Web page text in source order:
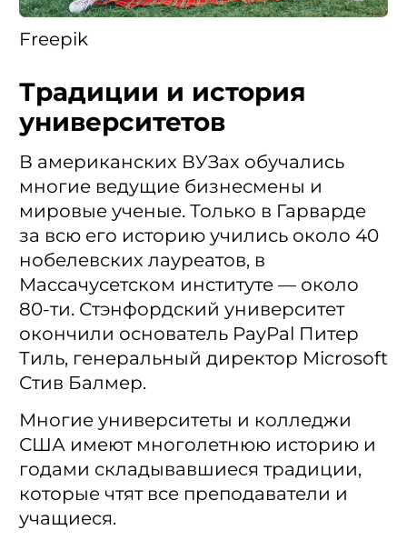
Freepik
Традиции и история
университетов
В американских ВУЗах обучались
многие ведущие бизнесмены и
мировые ученые. Только в Гарварде
за всю его историю учились около 40
нобелевских лауреатов, в
Массачусетском институте — около
80-ти. Стэнфордский университет
окончили основатель PayPal Питер
Тиль, генеральный директор Microsoft
Стив Балмер.
Многие университеты и колледжи
США имеют многолетнюю историю и
годами складывавшиеся традиции,
которые чтят все преподаватели и
учащиеся.